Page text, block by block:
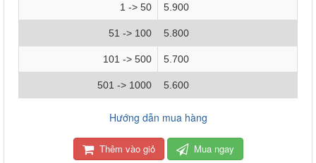
1 -> 50 5.900
51 -> 100 5.800
101 -> 500 5.700
501 -> 1000 5.600
Hướng dẫn mua hàng
Thêm vào giỏ Mua ngay